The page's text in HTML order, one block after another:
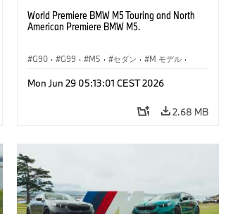
World Premiere BMW M5 Touring and North
American Premiere BMW M5.
G90 · G99 · M5 · セダン · M モデル ·
Mon Jun 29 05:13:01 CEST 2026
2.68 MB